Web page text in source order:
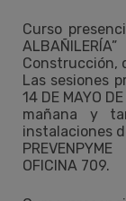
Curso
Construcción,
Las sesiones
14 DE MAYO
mañana y
instalaciones
OFICINA 709.